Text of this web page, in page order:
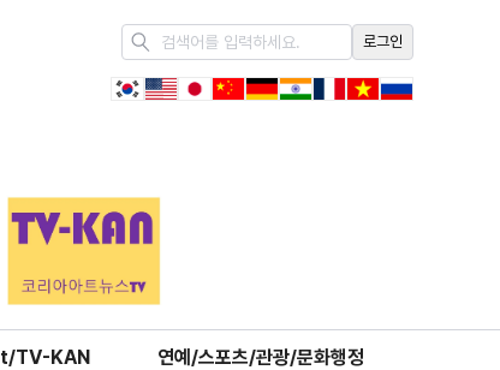
로그인
TV-KAN 연예/스포츠/관광/문화행정